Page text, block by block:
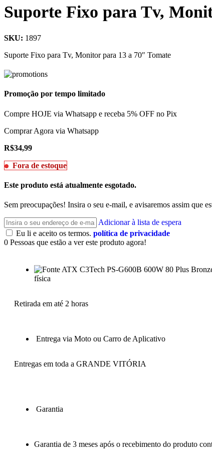
Suporte Fixo para Tv,
SKU: 1897
Suporte Fixo para Tv, Monitor para 13 a 70″ Tomate
Promoção por tempo limitado
Compre HOJE via Whatsapp e receba 5% OFF no Pix
Comprar Agora via Whatsapp
R$34,99
Fora de estoque
Este produto está atualmente esgotado.
Sem preocupações! Insira o seu e-mail, e avisaremos assim que
Adicionar à lista de espera
Eu li e aceito os termos. política de privacidade
0 Pessoas que estão a ver este produto agora!
física
Retirada em até 2 horas
Entrega via Moto ou Carro de Aplicativo
Entregas em toda a GRANDE VITÓRIA
Garantia
Garantia de 3 meses após o recebimento do produto